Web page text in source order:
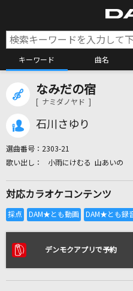
キーワード 曲名
全国
リアルタイムで歌
なみだの宿
[ ナミダノヤド ]
石川さゆり
選曲番号： 2303-21
小雨にけむる 山あいの
対応カラオケコンテンツ
デンモクアプリで予約